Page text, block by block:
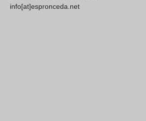
info[at]espronceda.net